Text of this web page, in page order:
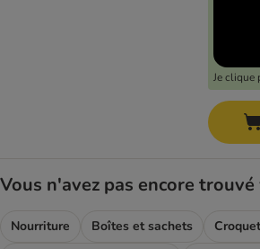
Je clique
Vous n'avez pas encore
Nourriture Boîtes et sachets